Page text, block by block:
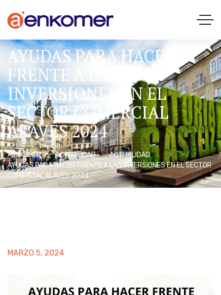
AYUDAS PARA HACER
FRENTE A LAS
INVERSIONES EN EL
SECTOR COMERCIAL
ALAVÉS 2024
AENKOMER ACTUALIDAD
ACTUALIDAD
AYUDAS PARA HACER FRENTE A LAS INVERSIONES EN EL SECTOR
COMERCIAL ALAVÉS 2024
MARZO 5, 2024